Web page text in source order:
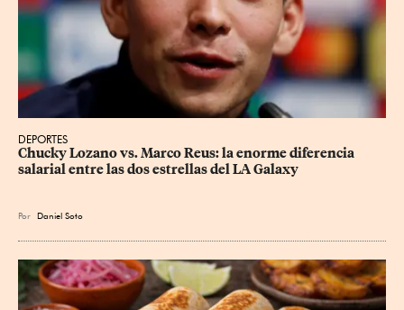
DEPORTES
Chucky Lozano vs. Marco Reus: la enorme diferencia
salarial entre las dos estrellas del LA Galaxy
Por Daniel Soto